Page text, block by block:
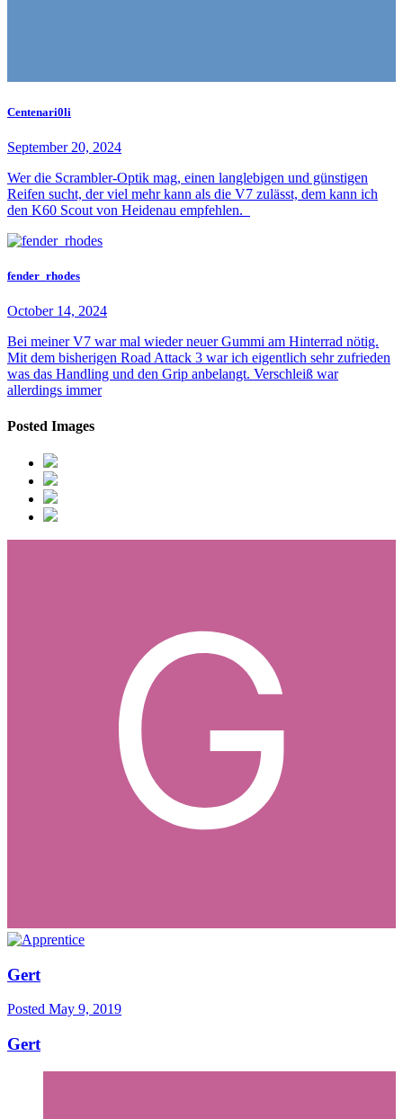
Centenari0li
September 20, 2024
Wer die Scrambler-Optik mag, einen langlebigen und günstigen
Reifen sucht, der viel mehr kann als die V7 zulässt, dem kann ich
den K60 Scout von Heidenau empfehlen.
fender_rhodes
October 14, 2024
Bei meiner V7 war mal wieder neuer Gummi am Hinterrad nötig.
Mit dem bisherigen Road Attack 3 war ich eigentlich sehr zufrieden
was das Handling und den Grip anbelangt. Verschleiß war
allerdings immer
Posted Images
Gert
Posted May 9, 2019
Gert